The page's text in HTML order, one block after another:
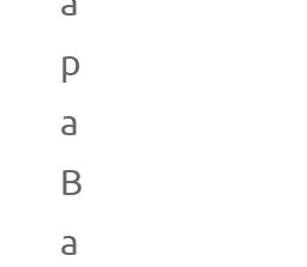
p
a
B
a